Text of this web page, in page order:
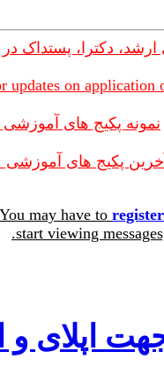
ارشد، دکترا،
updates on application
نمونه پکیج های
پکیج های
may have to register
start viewing
اپلای و